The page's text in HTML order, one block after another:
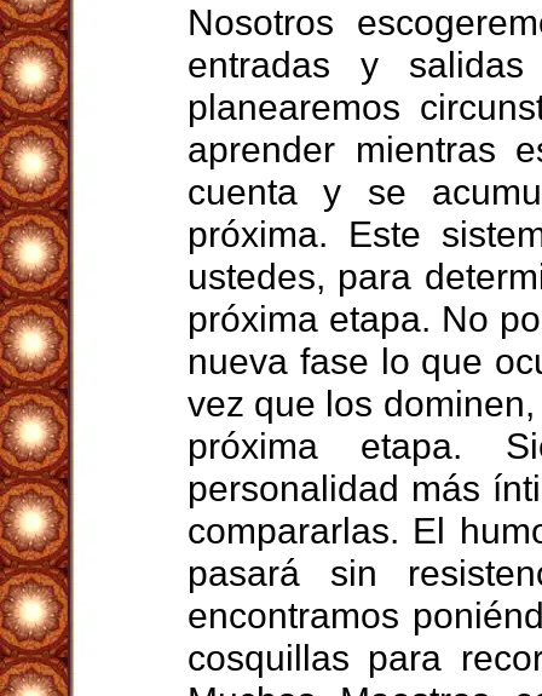
Nosotros
entradas y
planearemos
aprender mientras
cuenta y se
próxima. Este
ustedes, para
próxima etapa. No
nueva fase lo que
vez que los
próxima etapa.
personalidad más
compararlas. El
pasará sin
encontramos
cosquillas para